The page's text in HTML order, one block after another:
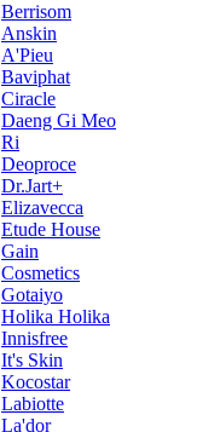
Berrisom
Anskin
A'Pieu
Baviphat
Ciracle
Daeng Gi Meo
Ri
Deoproce
Dr.Jart+
Elizavecca
Etude House
Gain
Cosmetics
Gotaiyo
Holika Holika
Innisfree
It's Skin
Kocostar
Labiotte
La'dor